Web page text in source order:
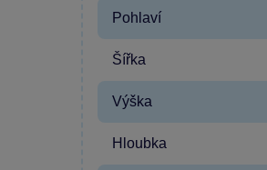
Pohlaví
Šířka
Výška
Hloubka